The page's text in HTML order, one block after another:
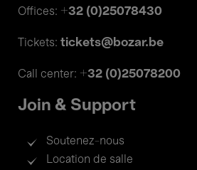
Offices: +32 (0)25078430
Tickets: tickets@bozar.be
Call center: +32 (0)25078200
Join & Support
Soutenez-nous
Location de salle